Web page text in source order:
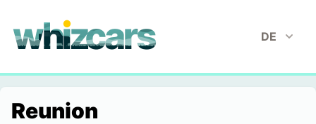
whizcars.com
DE
Reunion